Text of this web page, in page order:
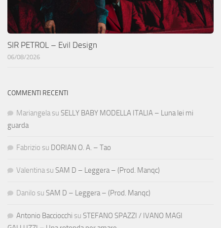
SIR PETROL – Evil Design
06/08/2026
COMMENTI RECENTI
Mariangela su SELLY BABY MODELLA ITALIA – Luna lei mi
guarda
Fabrizio su DORIAN O. A. – Tao
Valentina su SAM D – Leggera – (Prod. Manqc)
Danilo su SAM D – Leggera – (Prod. Manqc)
Antonio Bacciocchi su STEFANO SPAZZI / IVANO MAGI